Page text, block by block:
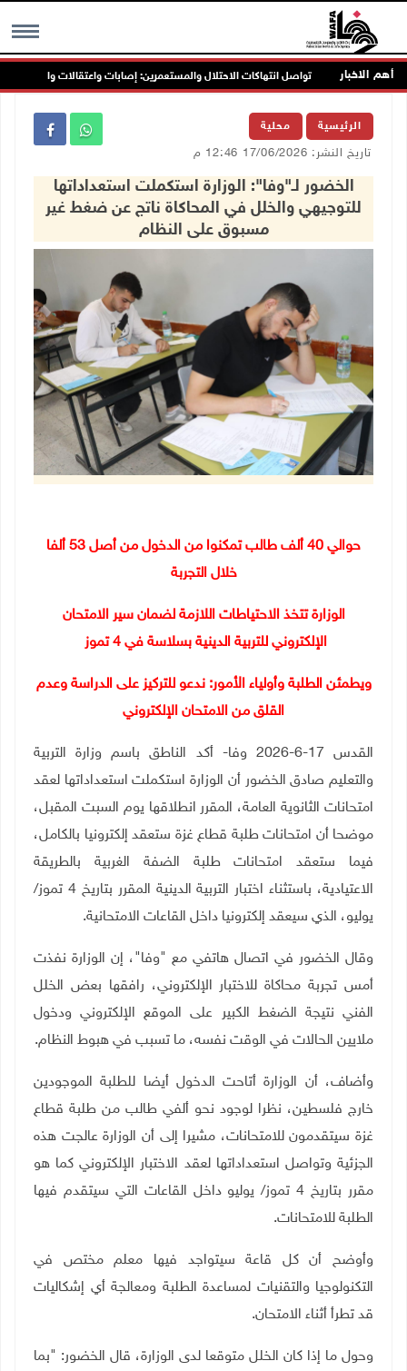
MENU أهم الاخبار تواصل انتهاكات الاحتلال والمستعمرين: إصابات واعتقالات واقتحامات
الرئيسية محلية
تاريخ النشر: 17/06/2026 12:46 م
الخضور لـ"وفا": الوزارة استكملت استعداداتها
للتوجيهي والخلل في المحاكاة ناتج عن ضغط غير
مسبوق على النظام
حوالي 40 ألف طالب تمكنوا من الدخول من أصل 53 ألفا
خلال التجربة
الوزارة تتخذ الاحتياطات اللازمة لضمان سير الامتحان
الإلكتروني للتربية الدينية بسلاسة في 4 تموز
ويطمئن الطلبة وأولياء الأمور: ندعو للتركيز على الدراسة وعدم
القلق من الامتحان الإلكتروني
القدس 17-6-2026 وفا- أكد الناطق باسم وزارة التربية
والتعليم صادق الخضور أن الوزارة استكملت استعداداتها لعقد
امتحانات الثانوية العامة، المقرر انطلاقها يوم السبت المقبل،
موضحا أن امتحانات طلبة قطاع غزة ستعقد إلكترونيا بالكامل،
فيما ستعقد امتحانات طلبة الضفة الغربية بالطريقة
الاعتيادية، باستثناء اختبار التربية الدينية المقرر بتاريخ 4 تموز/
يوليو، الذي سيعقد إلكترونيا داخل القاعات الامتحانية.
وقال الخضور في اتصال هاتفي مع "وفا"، إن الوزارة نفذت
أمس تجربة محاكاة للاختبار الإلكتروني، رافقها بعض الخلل
الفني نتيجة الضغط الكبير على الموقع الإلكتروني ودخول
ملايين الحالات في الوقت نفسه، ما تسبب في هبوط النظام.
وأضاف، أن الوزارة أتاحت الدخول أيضا للطلبة الموجودين
خارج فلسطين، نظرا لوجود نحو ألفي طالب من طلبة قطاع
غزة سيتقدمون للامتحانات، مشيرا إلى أن الوزارة عالجت هذه
الجزئية وتواصل استعداداتها لعقد الاختبار الإلكتروني كما هو
مقرر بتاريخ 4 تموز/ يوليو داخل القاعات التي سيتقدم فيها
الطلبة للامتحانات.
وأوضح أن كل قاعة سيتواجد فيها معلم مختص في
التكنولوجيا والتقنيات لمساعدة الطلبة ومعالجة أي إشكاليات
قد تطرأ أثناء الامتحان.
وحول ما إذا كان الخلل متوقعا لدى الوزارة، قال الخضور: "بما